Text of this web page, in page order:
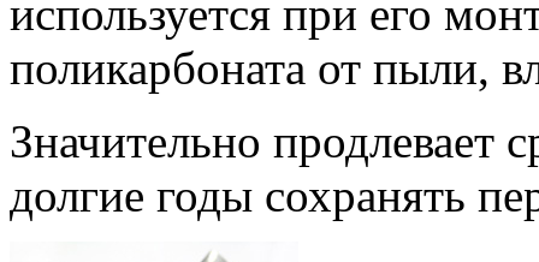
используется при его
поликарбоната от пыли,
Значительно продлевает
долгие годы сохранять